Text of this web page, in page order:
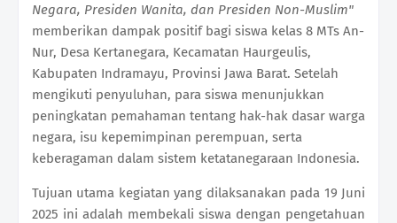
Negara, Presiden Wanita, dan Presiden Non-Muslim"
memberikan dampak positif bagi siswa kelas 8 MTs An-
Nur, Desa Kertanegara, Kecamatan Haurgeulis,
Kabupaten Indramayu, Provinsi Jawa Barat. Setelah
mengikuti penyuluhan, para siswa menunjukkan
peningkatan pemahaman tentang hak-hak dasar warga
negara, isu kepemimpinan perempuan, serta
keberagaman dalam sistem ketatanegaraan Indonesia.
Tujuan utama kegiatan yang dilaksanakan pada 19 Juni
2025 ini adalah membekali siswa dengan pengetahuan